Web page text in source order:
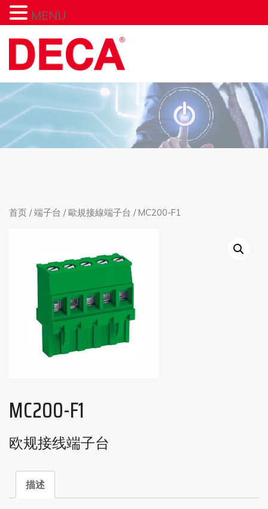
首页 /端子台 /歐規接線端子台 / MC200-F1
MC200-F1
欧规接线端子台
描述
MENU